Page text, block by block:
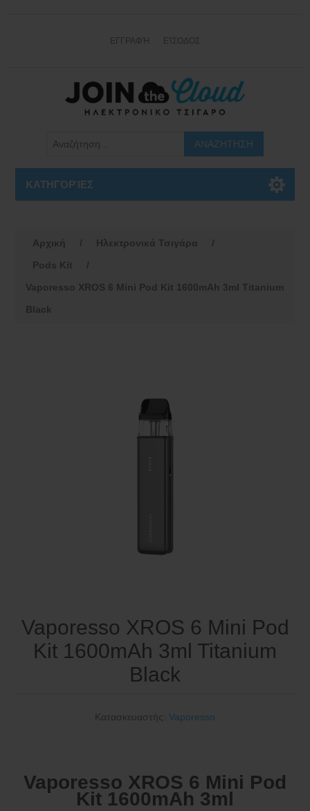
ΕΓΓΡΑΦΉ ΕΊΣΟΔΟΣ
ΚΑΤΗΓΟΡΊΕΣ
Αρχική / Ηλεκτρονικά Τσιγάρα
/
Pods Kit
/
Vaporesso XROS 6 Mini Pod Kit 1600mAh 3ml Titanium
Black
Vaporesso XROS 6 Mini Pod
Kit 1600mAh 3ml Titanium
Black
Κατασκευαστής: Vaporesso
Vaporesso XROS 6 Mini Pod
Kit 1600mAh 3ml